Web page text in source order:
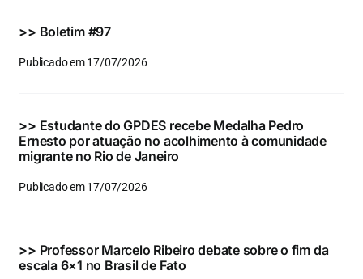
Eventos e Certificados
para:
>> Boletim #97
Publicado em 17/07/2026
>> Estudante do GPDES recebe Medalha Pedro
Ernesto por atuação no acolhimento à comunidade
migrante no Rio de Janeiro
Publicado em 17/07/2026
>> Professor Marcelo Ribeiro debate sobre o fim da
escala 6×1 no Brasil de Fato